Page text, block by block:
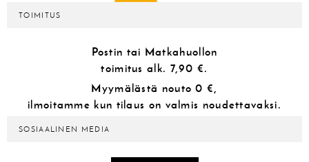
TOIMITUS
Postin tai Matkahuollon
toimitus alk. 7,90 €.
Myymälästä nouto 0 €,
ilmoitamme kun tilaus on valmis noudettavaksi.
SOSIAALINEN MEDIA